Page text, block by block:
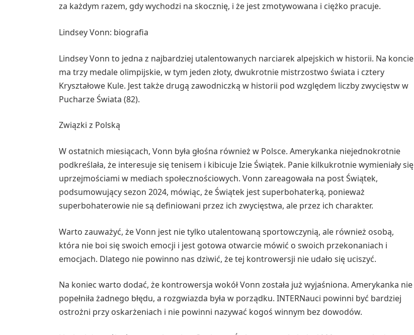
za każdym razem, gdy wychodzi na skocznię, i że jest zmotywowana i ciężko pracuje.
Lindsey Vonn: biografia
Lindsey Vonn to jedna z najbardziej utalentowanych narciarek alpejskich w historii. Na koncie
ma trzy medale olimpijskie, w tym jeden złoty, dwukrotnie mistrzostwo świata i cztery
Kryształowe Kule. Jest także drugą zawodniczką w historii pod względem liczby zwycięstw w
Pucharze Świata (82).
Związki z Polską
W ostatnich miesiącach, Vonn była głośna również w Polsce. Amerykanka niejednokrotnie
podkreślała, że interesuje się tenisem i kibicuje Izie Świątek. Panie kilkukrotnie wymieniały się
uprzejmościami w mediach społecznościowych. Vonn zareagowała na post Świątek,
podsumowujący sezon 2024, mówiąc, że Świątek jest superbohaterką, ponieważ
superbohaterowie nie są definiowani przez ich zwycięstwa, ale przez ich charakter.
Warto zauważyć, że Vonn jest nie tylko utalentowaną sportowczynią, ale również osobą,
która nie boi się swoich emocji i jest gotowa otwarcie mówić o swoich przekonaniach i
emocjach. Dlatego nie powinno nas dziwić, że tej kontrowersji nie udało się uciszyć.
Na koniec warto dodać, że kontrowersja wokół Vonn została już wyjaśniona. Amerykanka nie
popełniła żadnego błędu, a rozgwiazda była w porządku. INTERNauci powinni być bardziej
ostrożni przy oskarżeniach i nie powinni nazywać kogoś winnym bez dowodów.